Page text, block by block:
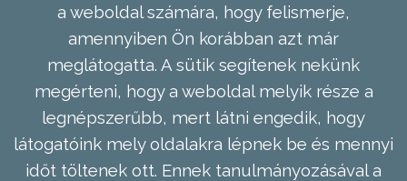
a weboldal számára, hogy felismerje,
amennyiben Ön korábban azt már
meglátogatta. A sütik segítenek nekünk
megérteni, hogy a weboldal melyik része a
legnépszerűbb, mert látni engedik, hogy
látogatóink mely oldalakra lépnek be és mennyi
időt töltenek ott. Ennek tanulmányozásával a